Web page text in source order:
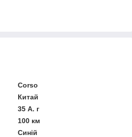
Corso
Китай
35 А. г
100 км
Синій